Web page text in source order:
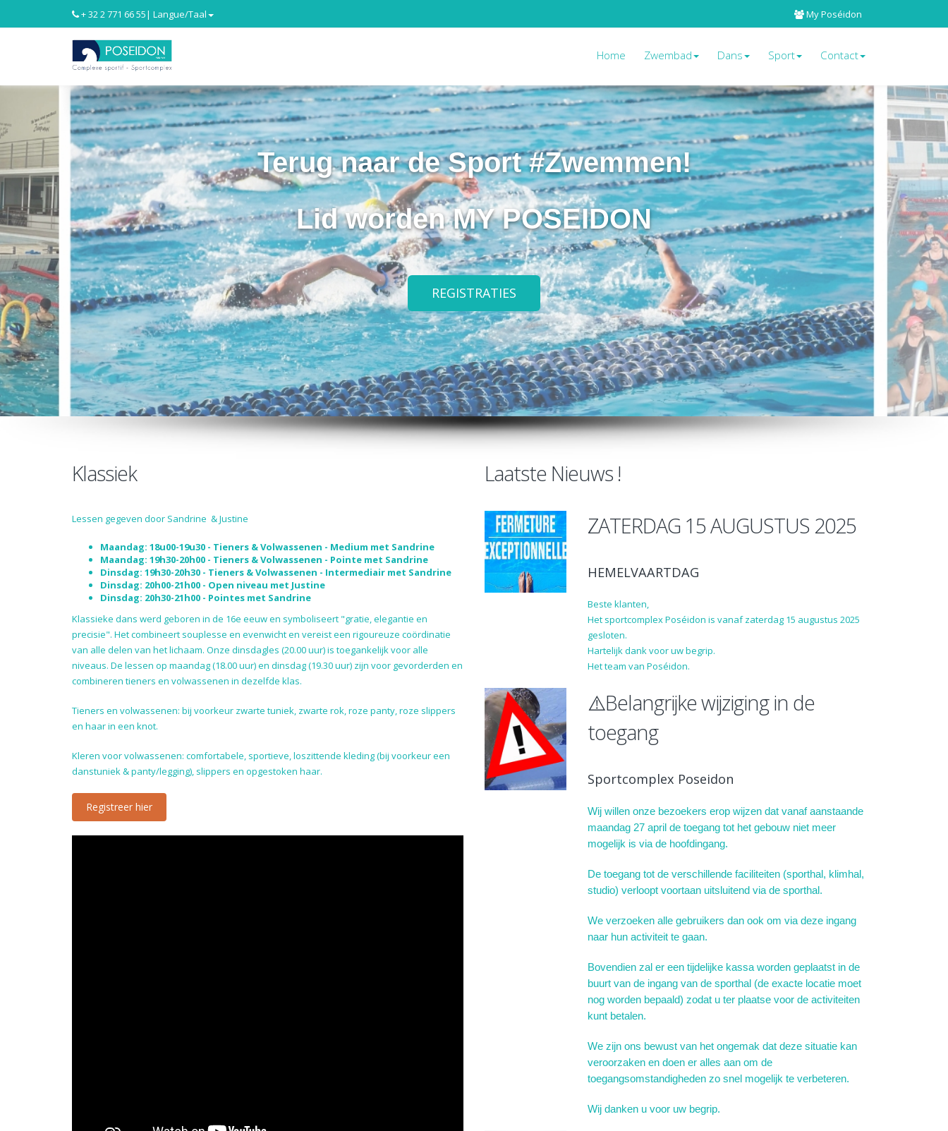
+ 32 2 771 66 55 My Poséidon
| Langue/Taal
Home Zwembad Dans Sport Contact
Terug naar de Sport #Zwemmen!
Lid worden MY POSEIDON
REGISTRATIES
Klassiek
Lessen gegeven door Sandrine & Justine
Maandag: 18u00-19u30 - Tieners & Volwassenen - Medium met Sandrine
Maandag: 19h30-20h00 - Tieners & Volwassenen - Pointe met Sandrine
Dinsdag: 19h30-20h30 - Tieners & Volwassenen - Intermediair met Sandrine
Dinsdag: 20h00-21h00 - Open niveau met Justine
Dinsdag: 20h30-21h00 - Pointes met Sandrine
Klassieke dans werd geboren in de 16e eeuw en symboliseert "gratie, elegantie en
precisie". Het combineert souplesse en evenwicht en vereist een rigoureuze coördinatie
van alle delen van het lichaam. Onze dinsdagles (20.00 uur) is toegankelijk voor alle
niveaus. De lessen op maandag (18.00 uur) en dinsdag (19.30 uur) zijn voor gevorderden en
combineren tieners en volwassenen in dezelfde klas.
Tieners en volwassenen: bij voorkeur zwarte tuniek, zwarte rok, roze panty, roze slippers
en haar in een knot.
Kleren voor volwassenen: comfortabele, sportieve, loszittende kleding (bij voorkeur een
danstuniek & panty/legging), slippers en opgestoken haar.
Registreer hier
Laatste Nieuws !
ZATERDAG 15 AUGUSTUS 2025
HEMELVAARTDAG
Beste klanten,
Het sportcomplex Poséidon is vanaf zaterdag 15 augustus 2025
gesloten.
Hartelijk dank voor uw begrip.
Het team van Poséidon.
⚠️Belangrijke wijziging in de
toegang
Sportcomplex Poseidon
Wij willen onze bezoekers erop wijzen dat vanaf aanstaande
maandag 27 april de toegang tot het gebouw niet meer
mogelijk is via de hoofdingang.
De toegang tot de verschillende faciliteiten (sporthal, klimhal,
studio) verloopt voortaan uitsluitend via de sporthal.
We verzoeken alle gebruikers dan ook om via deze ingang
naar hun activiteit te gaan.
Bovendien zal er een tijdelijke kassa worden geplaatst in de
buurt van de ingang van de sporthal (de exacte locatie moet
nog worden bepaald) zodat u ter plaatse voor de activiteiten
kunt betalen.
We zijn ons bewust van het ongemak dat deze situatie kan
veroorzaken en doen er alles aan om de
toegangsomstandigheden zo snel mogelijk te verbeteren.
Wij danken u voor uw begrip.